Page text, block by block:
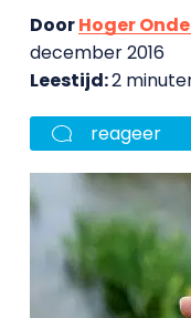
DoorHoger
december 2016
Leestijd:2
reageer